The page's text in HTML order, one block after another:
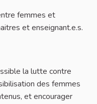
femmes et
et enseignant.e.s.
la lutte contre
des femmes
et encourager